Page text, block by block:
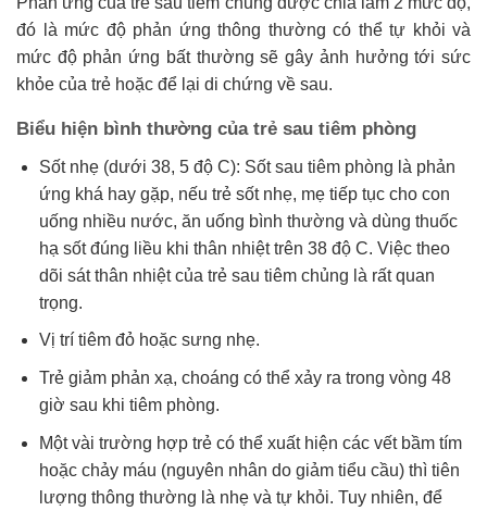
đó là mức độ phản ứng thông thường có thể tự khỏi và
mức độ phản ứng bất thường sẽ gây ảnh hưởng tới sức
khỏe của trẻ hoặc để lại di chứng về sau.
Biểu hiện bình thường của trẻ sau tiêm phòng
Sốt nhẹ (dưới 38, 5 độ C): Sốt sau tiêm phòng là phản
ứng khá hay gặp, nếu trẻ sốt nhẹ, mẹ tiếp tục cho con
uống nhiều nước, ăn uống bình thường và dùng thuốc
hạ sốt đúng liều khi thân nhiệt trên 38 độ C. Việc theo
dõi sát thân nhiệt của trẻ sau tiêm chủng là rất quan
trọng.
Vị trí tiêm đỏ hoặc sưng nhẹ.
Trẻ giảm phản xạ, choáng có thể xảy ra trong vòng 48
giờ sau khi tiêm phòng.
Một vài trường hợp trẻ có thể xuất hiện các vết bầm tím
hoặc chảy máu (nguyên nhân do giảm tiểu cầu) thì tiên
lượng thông thường là nhẹ và tự khỏi. Tuy nhiên, để